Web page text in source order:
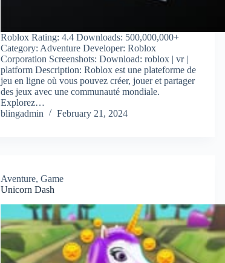
Roblox Rating: 4.4 Downloads: 500,000,000+
Category: Adventure Developer: Roblox
Corporation Screenshots: Download: roblox | vr |
platform Description: Roblox est une plateforme de
jeu en ligne où vous pouvez créer, jouer et partager
des jeux avec une communauté mondiale.
Explorez…
blingadmin
February 21, 2024
Aventure,Game
Unicorn Dash